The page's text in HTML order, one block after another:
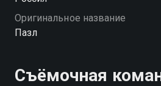
Посмотреть онлайн 1 сезон
Оригинальное название
Пазл
Съёмочная